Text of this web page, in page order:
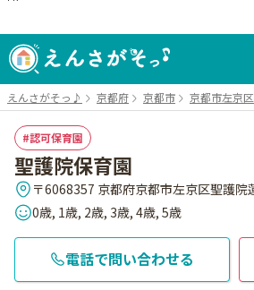
えんさがそっ♪ 京都府 京都市 京都市左京区
認可保育園
聖護院保育園
0歳, 1歳, 2歳, 3歳, 4歳, 5歳
電話で問い合わせる